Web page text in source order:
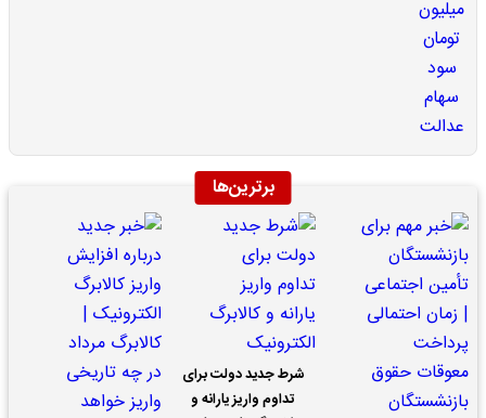
برترین‌ها
شرط جدید دولت برای
تداوم واریز یارانه و